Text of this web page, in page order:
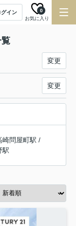
グイン
お気に入り
0
変更
変更
崎問屋町駅 /
駅